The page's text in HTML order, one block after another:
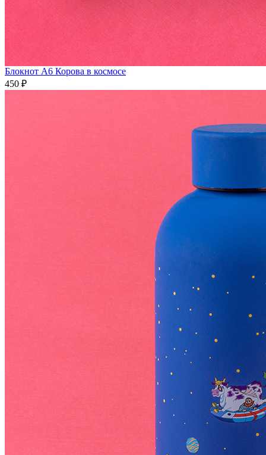
Блокнот А6 Корова в космосе
450 ₽